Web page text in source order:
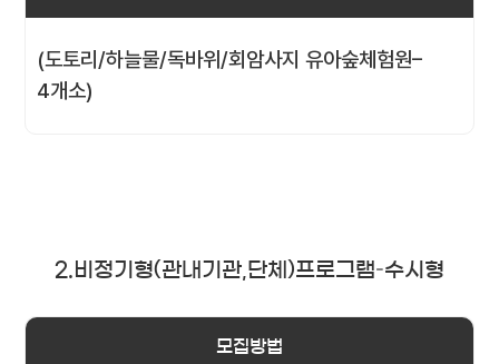
(도토리/하늘물/독바위/회암사지 유아숲체험원–
4개소)
2.비정기형(관내기관,단체)프로그램–수시형
모집방법